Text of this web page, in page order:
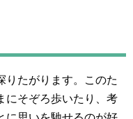
りたがります。このた
にそぞろ歩いたり、考